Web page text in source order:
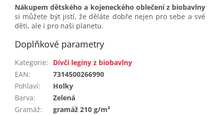
Nákupem dětského a kojeneckého oblečení z biobavlny
si můžete být jistí, že děláte dobře nejen pro sebe a své
děti, ale i pro naši planetu.
Doplňkové parametry
Kategorie:
Dívčí legíny z biobavlny
EAN:
7314500266990
Pohlaví:
Holky
Barva:
Zelená
Gramáž:
gramáž 210 g/m²